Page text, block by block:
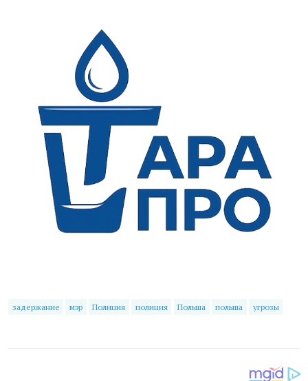
задержание мэр Полиция полиция Польша польша угрозы